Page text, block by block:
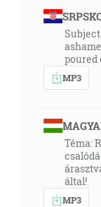
poured
MP3
Téma:
által!
MP3